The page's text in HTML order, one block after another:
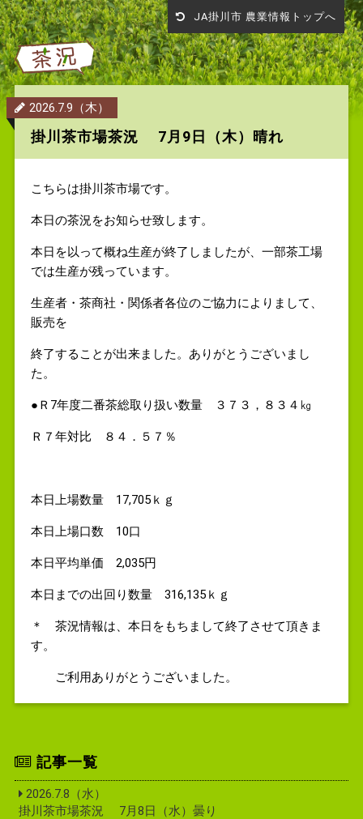
JA掛川市 農業情報トップへ
2026.7.9（木）
掛川茶市場茶況 7月9日（木）晴れ
こちらは掛川茶市場です。
本日の茶況をお知らせ致します。
本日を以って概ね生産が終了しましたが、一部茶工場
では生産が残っています。
生産者・茶商社・関係者各位のご協力によりまして、
販売を
終了することが出来ました。ありがとうございまし
た。
●Ｒ7年度二番茶総取り扱い数量 ３７３，８３４㎏
Ｒ７年対比 ８４．５７％
本日上場数量 17,705ｋｇ
本日上場口数 10口
本日平均単価 2,035円
本日までの出回り数量 316,135ｋｇ
＊ 茶況情報は、本日をもちまして終了させて頂きま
す。
ご利用ありがとうございました。
記事一覧
2026.7.8（水）
掛川茶市場茶況 7月8日（水）曇り